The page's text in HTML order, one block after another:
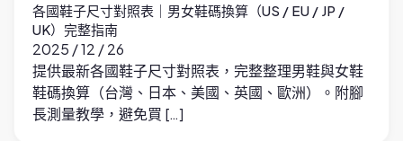
各國鞋子尺寸對照表｜男女鞋碼換算（US / EU / JP /
UK）完整指南
2025 / 12 / 26
提供最新各國鞋子尺寸對照表，完整整理男鞋與女鞋
鞋碼換算（台灣、日本、美國、英國、歐洲）。附腳
長測量教學，避免買 […]